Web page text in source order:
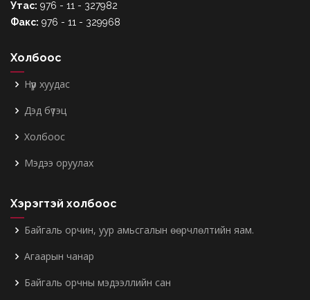
Утас: 976 - 11 - 327982
Факс: 976 - 11 - 329968
Холбоос
Нүүр хуудас
Дэд бүтэц
Холбоос
Мэдээ оруулах
Хэрэгтэй холбоос
Байгаль орчин, уур амьсгалын өөрчлөлтийн яам.
Агаарын чанар
Байгаль орчны мэдээллийн сан